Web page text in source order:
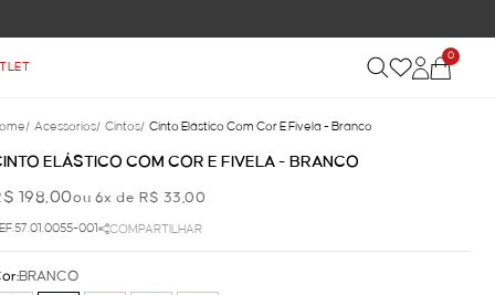
0
/ Acessorios/ Cintos/ Cinto Elástico Com Cor E Fivela - Branco
ELÁSTICO COM COR E FIVELA - BRANCO
198,00ou 6x de R$ 33,00
001 COMPARTILHAR
BRANCO